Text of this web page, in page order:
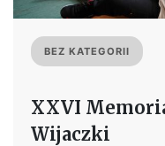
BEZ KATEGORII
XXVI
Wijaczki